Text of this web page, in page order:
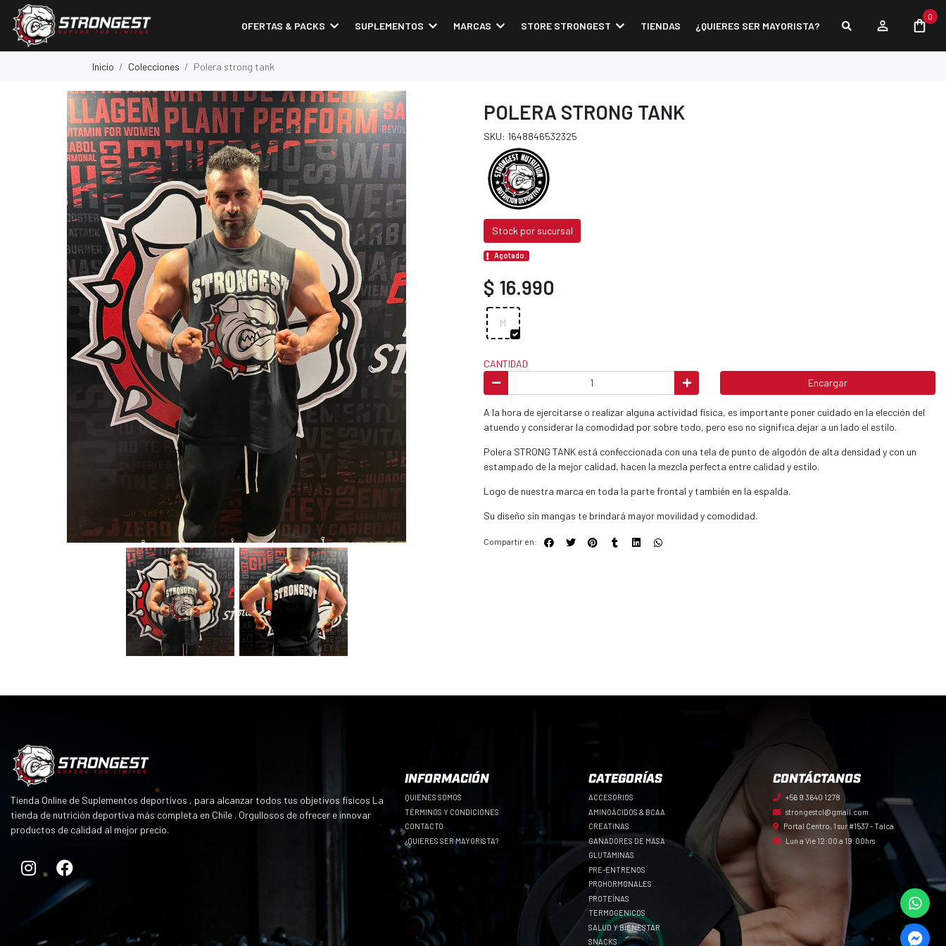
OFERTAS & PACKS SUPLEMENTOS MARCAS STORE STRONGEST TIENDAS ¿QUIERES SER MAYORISTA?
0
Inicio Colecciones Polera strong tank
POLERA STRONG TANK
SKU: 1648846532325
Stock por sucursal
Agotado.
$ 16.990
M
CANTIDAD
Encargar
A la hora de ejercitarse o realizar alguna actividad física, es importante poner cuidado en la elección del
atuendo y considerar la comodidad por sobre todo, pero eso no significa dejar a un lado el estilo.
Polera STRONG TANK está confeccionada con una tela de punto de algodón de alta densidad y con un
estampado de la mejor calidad, hacen la mezcla perfecta entre calidad y estilo.
Logo de nuestra marca en toda la parte frontal y también en la espalda.
Su diseño sin mangas te brindará mayor movilidad y comodidad.
Compartir en:
Tienda Online de Suplementos deportivos , para alcanzar todos tus objetivos físicos La
tienda de nutrición deportiva más completa en Chile . Orgullosos de ofrecer e innovar
productos de calidad al mejor precio.
INFORMACIÓN
QUIENES SOMOS
TÉRMINOS Y CONDICIONES
CONTACTO
¿QUIERES SER MAYORISTA?
CATEGORÍAS
ACCESORIOS
AMINOÁCIDOS & BCAA
CREATINAS
GANADORES DE MASA
GLUTAMINAS
PRE-ENTRENOS
PROHORMONALES
PROTEÍNAS
TERMOGENICOS
SALUD Y BIENESTAR
SNACKS
CONTÁCTANOS
+56 9 3640 1278
strongestcl@gmail.com
Portal Centro, 1 sur #1537 - Talca
Lun a Vie 12:00 a 19:00hrs